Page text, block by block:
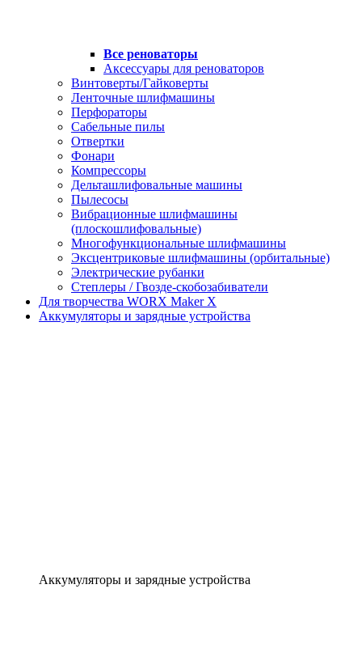
Все реноваторы
Аксессуары для реноваторов
Винтоверты/Гайковерты
Ленточные шлифмашины
Перфораторы
Сабельные пилы
Отвертки
Фонари
Компрессоры
Дельташлифовальные машины
Пылесосы
Вибрационные шлифмашины
(плоскошлифовальные)
Многофункциональные шлифмашины
Эксцентриковые шлифмашины (орбитальные)
Электрические рубанки
Степлеры / Гвозде-скобозабиватели
Для творчества WORX Maker X
Аккумуляторы и зарядные устройства
Аккумуляторы и зарядные устройства